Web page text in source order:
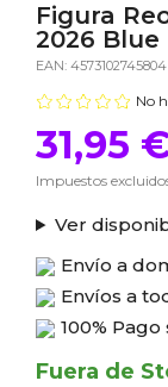
Figura
2026 Blue
EAN: 4573102745804
No
31,95
Impuestos
Ver
Envío a
Envíos a
100%
Fuera de